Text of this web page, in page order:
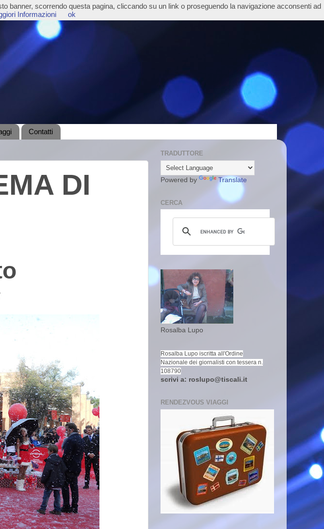
Contatti
DI
TRADUTTORE
Powered by Translate
CERCA
Rosalba Lupo
Rosalba Lupo iscritta all'Ordine
Nazionale dei giornalisti con tessera n.
108790
scrivi a: roslupo@tiscali.it
RENDEZVOUS VIAGGI
banner, scorrendo questa pagina, cliccando su un link o proseguendo la navigazione acconsenti ad
Informazioni ok